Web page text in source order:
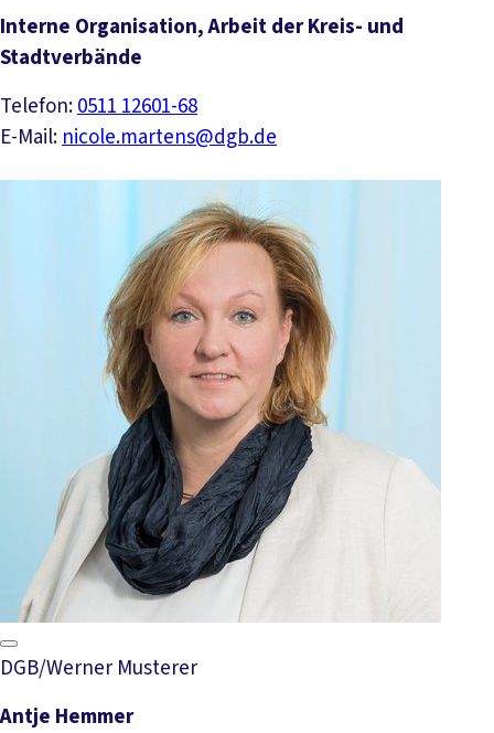
Interne Organisation, Arbeit der Kreis- und
Stadtverbände
Telefon:0511 12601-68
E-Mail:nicole.martens@dgb.de
DGB/Werner Musterer
Antje Hemmer